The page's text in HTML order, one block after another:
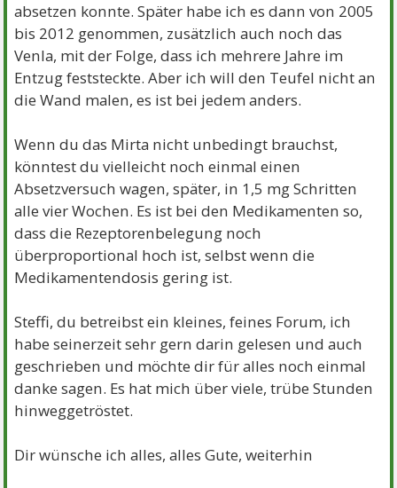
absetzen konnte. Später habe ich es dann von 2005
bis 2012 genommen, zusätzlich auch noch das
Venla, mit der Folge, dass ich mehrere Jahre im
Entzug feststeckte. Aber ich will den Teufel nicht an
die Wand malen, es ist bei jedem anders.
Wenn du das Mirta nicht unbedingt brauchst,
könntest du vielleicht noch einmal einen
Absetzversuch wagen, später, in 1,5 mg Schritten
alle vier Wochen. Es ist bei den Medikamenten so,
dass die Rezeptorenbelegung noch
überproportional hoch ist, selbst wenn die
Medikamentendosis gering ist.
Steffi, du betreibst ein kleines, feines Forum, ich
habe seinerzeit sehr gern darin gelesen und auch
geschrieben und möchte dir für alles noch einmal
danke sagen. Es hat mich über viele, trübe Stunden
hinweggetröstet.
Dir wünsche ich alles, alles Gute, weiterhin